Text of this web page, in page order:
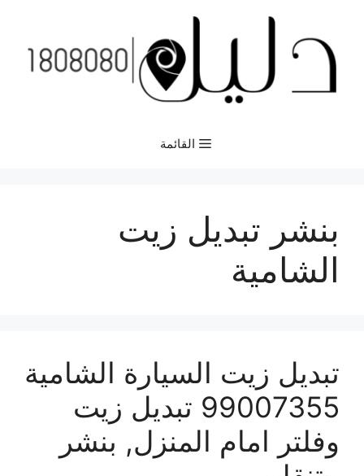
المحتوى
القائمة
بنشر تبديل زيت
الشامية
تبديل زيت السيارة الشامية
99007355 تبديل زيت
وفلتر امام المنزل, بنشر